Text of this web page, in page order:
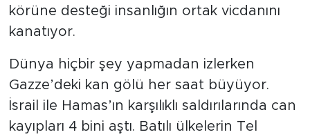
körüne desteği insanlığın ortak vicdanını
kanatıyor.
Dünya hiçbir şey yapmadan izlerken
Gazze’deki kan gölü her saat büyüyor.
İsrail ile Hamas’ın karşılıklı saldırılarında can
kayıpları 4 bini aştı. Batılı ülkelerin Tel
SPOR
YAŞAM
TARİHTEN GÜNÜMÜZE